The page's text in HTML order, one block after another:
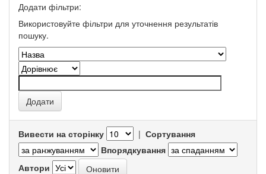
Додати фільтри:
Використовуйте фільтри для уточнення результатів
пошуку.
Вивести на сторінку | Сортування
Впорядкування
Автори